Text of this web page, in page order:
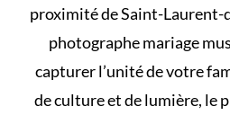
proximité de Saint-Laurent-
photographe mariage
capturer l’unité de votre
de culture et de lumière, le